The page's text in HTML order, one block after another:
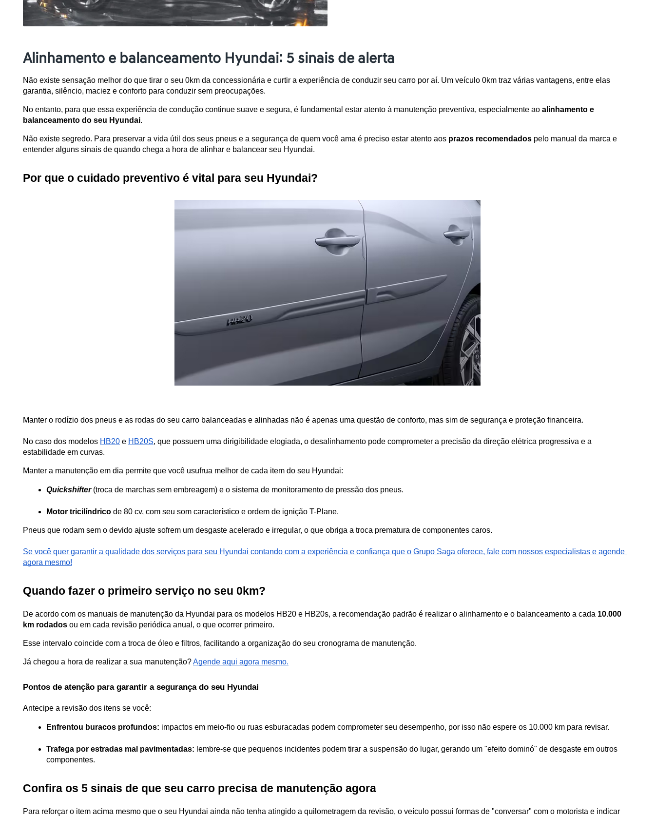
Alinhamento e balanceamento Hyundai: 5 sinais de alerta
Não existe sensação melhor do que tirar o seu 0km da concessionária e curtir a experiência de conduzir seu carro por aí. Um veículo 0km traz várias vantagens, entre elas
garantia, silêncio, maciez e conforto para conduzir sem preocupações.
No entanto, para que essa experiência de condução continue suave e segura, é fundamental estar atento à manutenção preventiva, especialmente ao alinhamento e
balanceamento do seu Hyundai.
Não existe segredo. Para preservar a vida útil dos seus pneus e a segurança de quem você ama é preciso estar atento aos prazos recomendados pelo manual da marca e
entender alguns sinais de quando chega a hora de alinhar e balancear seu Hyundai.
Por que o cuidado preventivo é vital para seu Hyundai?
Manter o rodízio dos pneus e as rodas do seu carro balanceadas e alinhadas não é apenas uma questão de conforto, mas sim de segurança e proteção financeira.
No caso dos modelos HB20 e HB20S, que possuem uma dirigibilidade elogiada, o desalinhamento pode comprometer a precisão da direção elétrica progressiva e a
estabilidade em curvas.
Manter a manutenção em dia permite que você usufrua melhor de cada item do seu Hyundai:
Quickshifter (troca de marchas sem embreagem) e o sistema de monitoramento de pressão dos pneus.
Motor tricilíndrico de 80 cv, com seu som característico e ordem de ignição T-Plane.
Pneus que rodam sem o devido ajuste sofrem um desgaste acelerado e irregular, o que obriga a troca prematura de componentes caros.
Se você quer garantir a qualidade dos serviços para seu Hyundai contando com a experiência e confiança que o Grupo Saga oferece, fale com nossos especialistas e agende
agora mesmo!
Quando fazer o primeiro serviço no seu 0km?
De acordo com os manuais de manutenção da Hyundai para os modelos HB20 e HB20s, a recomendação padrão é realizar o alinhamento e o balanceamento a cada 10.000
km rodados ou em cada revisão periódica anual, o que ocorrer primeiro.
Esse intervalo coincide com a troca de óleo e filtros, facilitando a organização do seu cronograma de manutenção.
Já chegou a hora de realizar a sua manutenção? Agende aqui agora mesmo.
Pontos de atenção para garantir a segurança do seu Hyundai
Antecipe a revisão dos itens se você:
Enfrentou buracos profundos: impactos em meio-fio ou ruas esburacadas podem comprometer seu desempenho, por isso não espere os 10.000 km para revisar.
Trafega por estradas mal pavimentadas: lembre-se que pequenos incidentes podem tirar a suspensão do lugar, gerando um "efeito dominó" de desgaste em outros
componentes.
Confira os 5 sinais de que seu carro precisa de manutenção agora
Para reforçar o item acima mesmo que o seu Hyundai ainda não tenha atingido a quilometragem da revisão, o veículo possui formas de "conversar" com o motorista e indicar